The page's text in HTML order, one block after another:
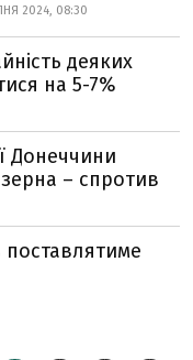
2024, 08:30
деяких
на 5-7%
Донеччини
– спротив
поставлятиме